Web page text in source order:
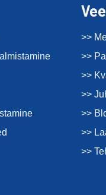
>>
>>
>>
>>
>>
>>
>>